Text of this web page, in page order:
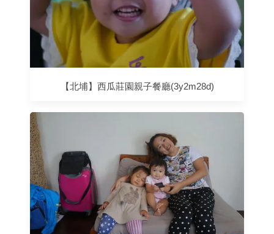
【北埔】西瓜莊園親子餐廳(3y2m28d)